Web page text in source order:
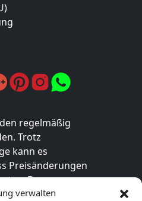
verwalten
regelmäßig
Trotz
kann es
Preisänderungen
Der
sowie die